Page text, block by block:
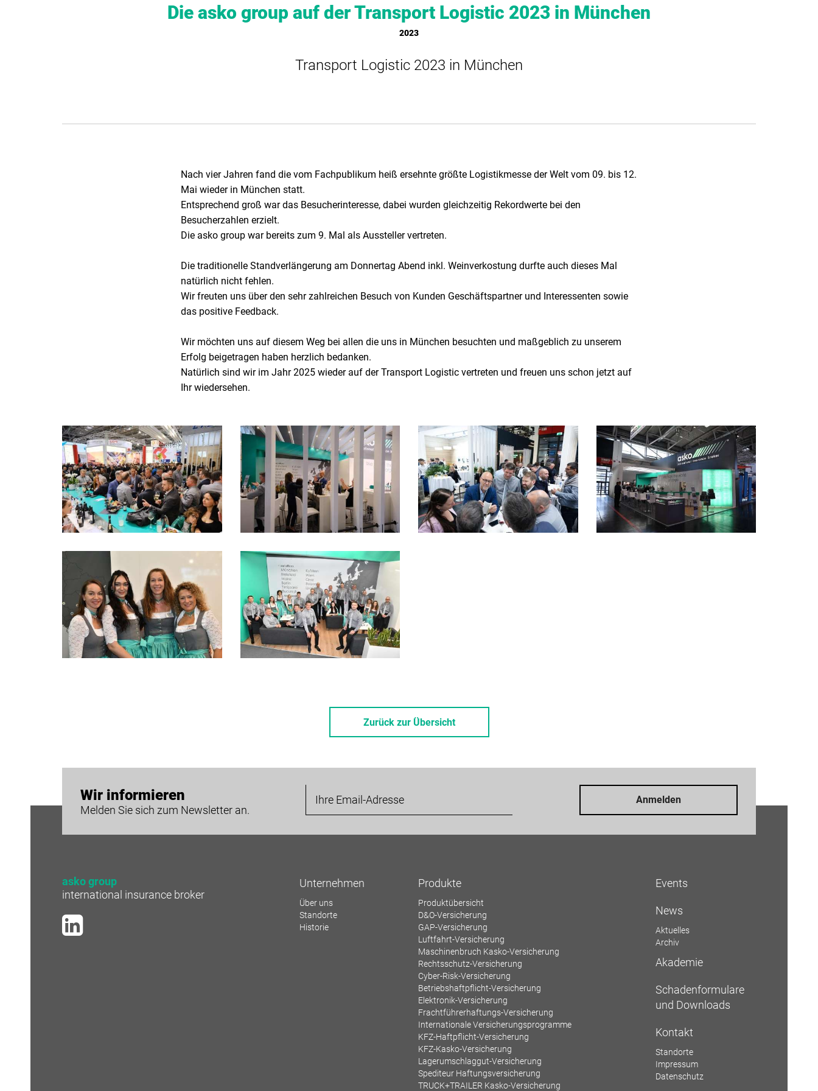
Die asko group auf der Transport Logistic 2023 in München
2023
Transport Logistic 2023 in München
Nach vier Jahren fand die vom Fachpublikum heiß ersehnte größte Logistikmesse der Welt vom 09. bis 12.
Mai wieder in München statt.
Entsprechend groß war das Besucherinteresse, dabei wurden gleichzeitig Rekordwerte bei den
Besucherzahlen erzielt.
Die asko group war bereits zum 9. Mal als Aussteller vertreten.
Die traditionelle Standverlängerung am Donnertag Abend inkl. Weinverkostung durfte auch dieses Mal
natürlich nicht fehlen.
Wir freuten uns über den sehr zahlreichen Besuch von Kunden Geschäftspartner und Interessenten sowie
das positive Feedback.
Wir möchten uns auf diesem Weg bei allen die uns in München besuchten und maßgeblich zu unserem
Erfolg beigetragen haben herzlich bedanken.
Natürlich sind wir im Jahr 2025 wieder auf der Transport Logistic vertreten und freuen uns schon jetzt auf
Ihr wiedersehen.
Zurück zur Übersicht
Wir informieren
Melden Sie sich zum Newsletter an.
Anmelden
asko group
international insurance broker
Unternehmen
Über uns
Standorte
Historie
Produkte
Produktübersicht
D&O-Versicherung
GAP-Versicherung
Luftfahrt-Versicherung
Maschinenbruch Kasko-Versicherung
Rechtsschutz-Versicherung
Cyber-Risk-Versicherung
Betriebshaftpflicht-Versicherung
Elektronik-Versicherung
Frachtführerhaftungs-Versicherung
Internationale Versicherungsprogramme
KFZ-Haftpflicht-Versicherung
KFZ-Kasko-Versicherung
Lagerumschlaggut-Versicherung
Spediteur Haftungsversicherung
TRUCK+TRAILER Kasko-Versicherung
Events
News
Aktuelles
Archiv
Akademie
Schadenformulare
und Downloads
Kontakt
Standorte
Impressum
Datenschutz